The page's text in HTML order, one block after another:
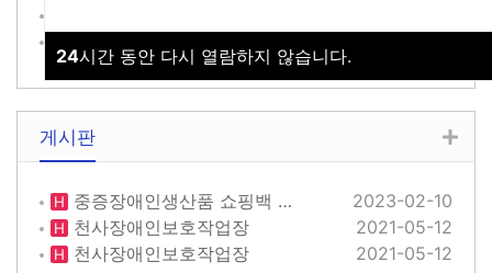
24시간 동안 다시 열람하지 않습니다.
게시판
H 중증장애인생산품 쇼핑백 … 2023-02-10
H 천사장애인보호작업장 2021-05-12
H 천사장애인보호작업장 2021-05-12